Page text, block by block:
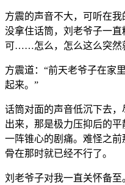
方震的声音不大，可听在
没拿住话筒，刘老爷子一直
可……怎么，怎么这么突
方震道：“前天老爷子在家
起来。”
话筒对面的声音低沉下去
出来，那是极力压抑后的
一阵锥心的剧痛。难怪之
骨在那时就已经不行了。
刘老爷子对我一直关怀备至